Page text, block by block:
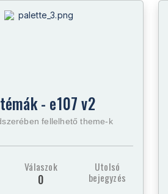
- e107 v2
fellelhető theme-k
Válaszok
0
Utolsó
bejegyzés